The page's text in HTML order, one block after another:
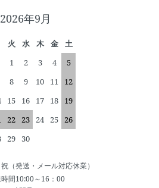
2026年9月
火 水 木 金
土
1
2 3 4
5
8 9 10 11
12
15 16 17 18
19
22 23 24 25
26
29 30
（発送・メール対応休業）
間10:00～16：00